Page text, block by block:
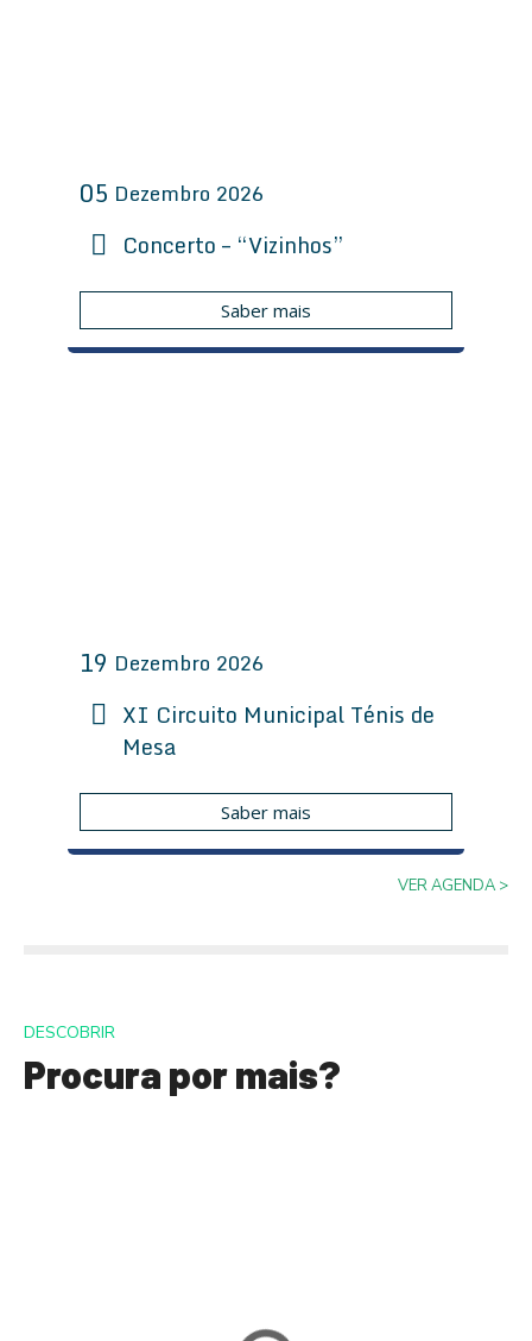
05 Dezembro 2026
Concerto – “Vizinhos”
Saber mais
19 Dezembro 2026
XI Circuito Municipal Ténis de
Mesa
Saber mais
VER AGENDA >
DESCOBRIR
Procura por mais?